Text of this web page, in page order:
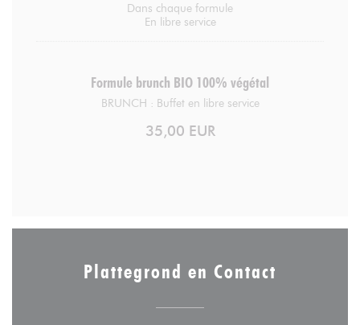
Dans chaque formule
En libre service
Formule brunch BIO 100% végétal
BRUNCH : Buffet en libre service
35,00 EUR
Plattegrond en Contact